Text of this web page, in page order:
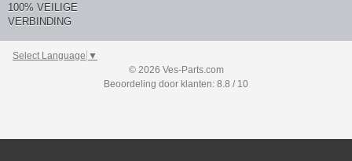
100% VEILIGE
VERBINDING
Select Language ▼
© 2026 Ves-Parts.com
Beoordeling door klanten: 8.8 / 10